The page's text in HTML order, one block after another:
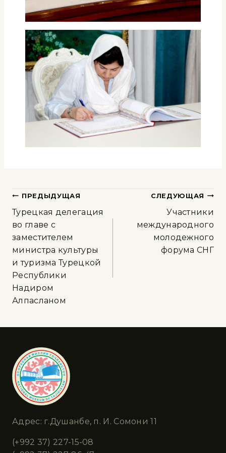
ПРЕДЫДУЩАЯ
Турецкая делегация
во главе с
заместителем
министра культуры
и туризма Турецкой
Республики
Надиром
Алпасланом
СЛЕДУЮЩАЯ
Участники
международного
молодежного
форума СНГ
Адрес: г.Душанбе, п. И. Сомони 11
(+992 37) 227-15-08